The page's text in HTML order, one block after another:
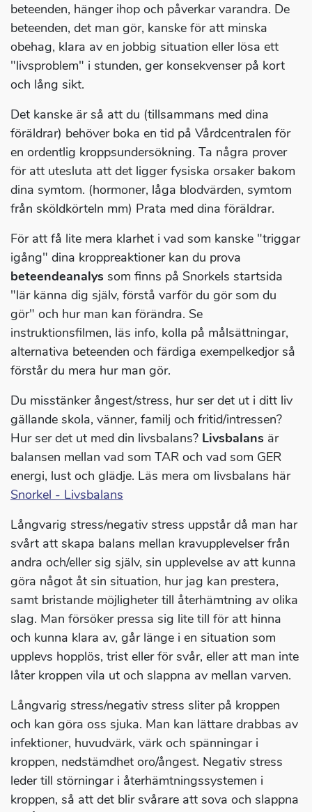
beteenden, hänger ihop och påverkar varandra. De
beteenden, det man gör, kanske för att minska
obehag, klara av en jobbig situation eller lösa ett
"livsproblem" i stunden, ger konsekvenser på kort
och lång sikt.
Det kanske är så att du (tillsammans med dina
föräldrar) behöver boka en tid på Vårdcentralen för
en ordentlig kroppsundersökning. Ta några prover
för att utesluta att det ligger fysiska orsaker bakom
dina symtom. (hormoner, låga blodvärden, symtom
från sköldkörteln mm) Prata med dina föräldrar.
För att få lite mera klarhet i vad som kanske "triggar
igång" dina kroppreaktioner kan du prova
beteendeanalys som finns på Snorkels startsida
"lär känna dig själv, förstå varför du gör som du
gör" och hur man kan förändra. Se
instruktionsfilmen, läs info, kolla på målsättningar,
alternativa beteenden och färdiga exempelkedjor så
förstår du mera hur man gör.
Du misstänker ångest/stress, hur ser det ut i ditt liv
gällande skola, vänner, familj och fritid/intressen?
Hur ser det ut med din livsbalans? Livsbalans är
balansen mellan vad som TAR och vad som GER
energi, lust och glädje. Läs mera om livsbalans här
Snorkel - Livsbalans
Långvarig stress/negativ stress uppstår då man har
svårt att skapa balans mellan kravupplevelser från
andra och/eller sig själv, sin upplevelse av att kunna
göra något åt sin situation, hur jag kan prestera,
samt bristande möjligheter till återhämtning av olika
slag. Man försöker pressa sig lite till för att hinna
och kunna klara av, går länge i en situation som
upplevs hopplös, trist eller för svår, eller att man inte
låter kroppen vila ut och slappna av mellan varven.
Långvarig stress/negativ stress sliter på kroppen
och kan göra oss sjuka. Man kan lättare drabbas av
infektioner, huvudvärk, värk och spänningar i
kroppen, nedstämdhet oro/ångest. Negativ stress
leder till störningar i återhämtningssystemen i
kroppen, så att det blir svårare att sova och slappna